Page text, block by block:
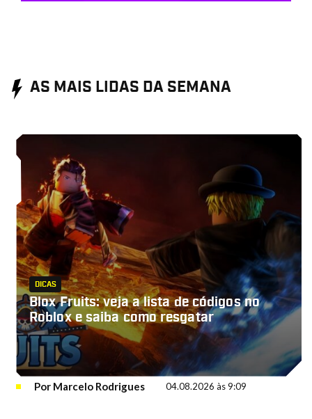
AS MAIS LIDAS DA SEMANA
DICAS
Blox Fruits: veja a lista de códigos no
Roblox e saiba como resgatar
Por Marcelo Rodrigues 04.08.2026 às 9:09